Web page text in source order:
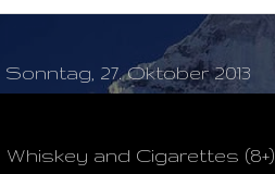
Sonntag, 27. Oktober 2013
Whiskey and Cigarettes (8+)